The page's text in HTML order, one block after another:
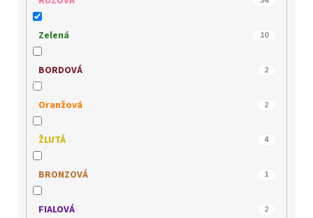
PICCADILLY 0
QUO VADIS 0
REGARDE LE CIEL 0
REMONTE 0
RIDER 0
RIEKER 8
Zelená 10
BORDOVÁ 2
Oranžová 2
ŽLUTÁ 4
BRONZOVÁ 1
FIALOVÁ 2